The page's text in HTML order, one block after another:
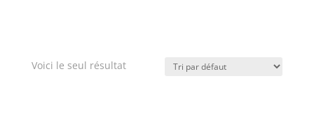
Voici le seul résultat